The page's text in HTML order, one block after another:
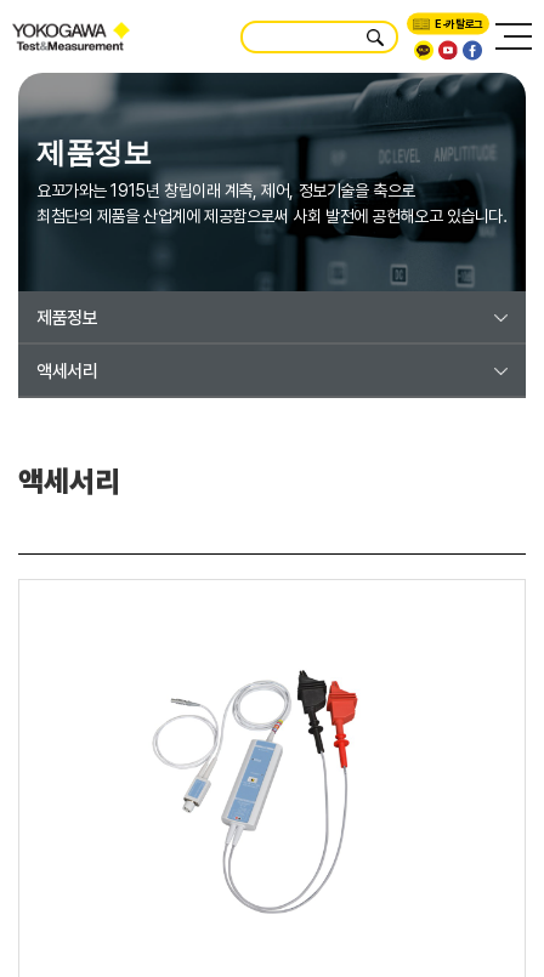
E-카탈로그
제품정보
요꼬가와는 1915년 창립이래 계측, 제어, 정보기술을 축으로
최첨단의 제품을 산업계에 제공함으로써 사회 발전에 공헌해오고 있습니다.
제품정보
액세서리
액세서리